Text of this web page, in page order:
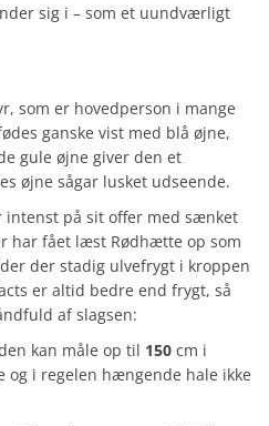
sig i – som et uundværligt
som er hovedperson i mange
ganske vist med blå øjne,
gule øjne giver den et
øjne sågar lusket udseende.
intenst på sit offer med sænket
har fået læst Rødhætte op som
der stadig ulvefrygt i kroppen
er altid bedre end frygt, så
af slagsen:
kan måle op til 150 cm i
og i regelen hængende hale ikke